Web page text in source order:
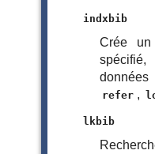
indxbib
Crée
refer ,
lkbib